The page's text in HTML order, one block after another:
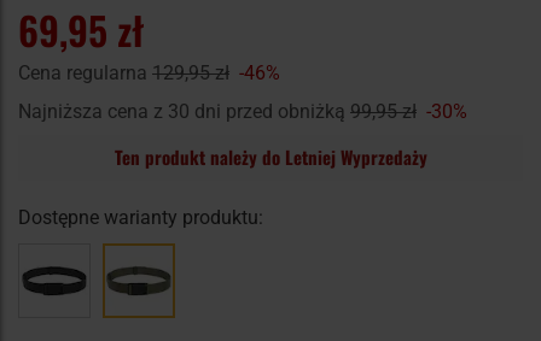
69,95 zł
Cena regularna 129,95 zł -46%
Najniższa cena z 30 dni przed obniżką 99,95 zł -30%
Ten produkt należy do Letniej Wyprzedaży
Dostępne warianty produktu: